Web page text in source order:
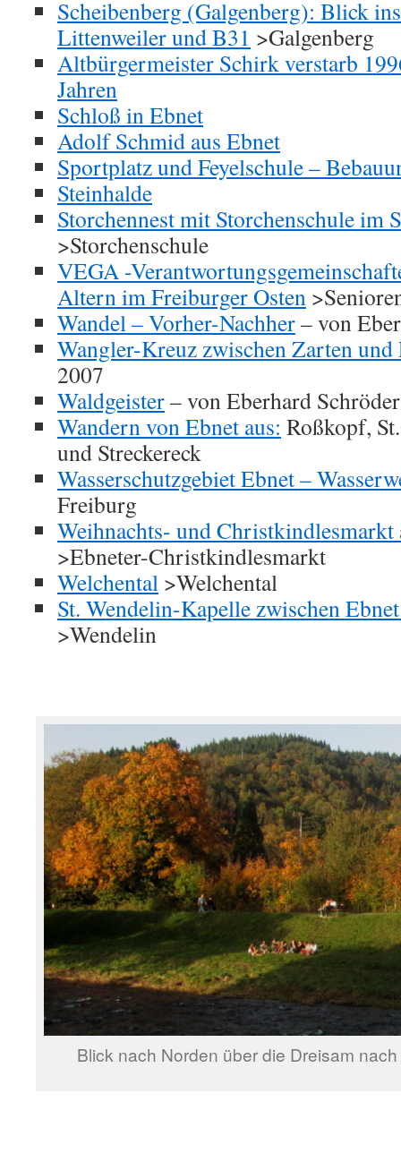
Scheibenberg (Galgenberg): Blick
Littenweiler und B31 >Galgenberg
Altbürgermeister Schirk verstarb
Jahren
Schloß in Ebnet
Adolf Schmid aus Ebnet
Sportplatz und Feyelschule –
Steinhalde
Storchennest mit Storchenschule im
>Storchenschule
VEGA -
Altern im Freiburger Osten
Wandel – Vorher-Nachher– von
Wangler-Kreuz zwischen Zarten und
2007
Waldgeister– von Eberhard Schröder
Wandern von Ebnet aus: Roßkopf,
und Streckereck
Wasserschutzgebiet Ebnet –
Freiburg
Weihnachts- und Christkindlesmarkt
>Ebneter-Christkindlesmarkt
Welchental >Welchental
St. Wendelin-Kapelle zwischen
>Wendelin
Blick nach Norden über die Dreisam